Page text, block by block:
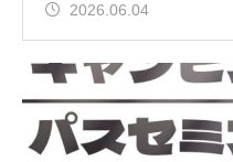
2026.06.04